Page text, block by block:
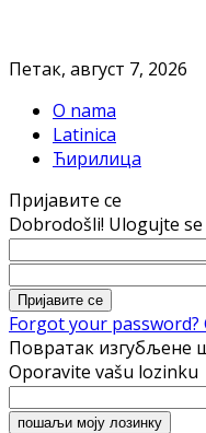
Петак, август 7, 2026
O nama
Latinica
Ћирилица
Пријавите се
Dobrodošli! Ulogujte
Forgot your password?
Повратак изгубљене
Oporavite vašu lozinku